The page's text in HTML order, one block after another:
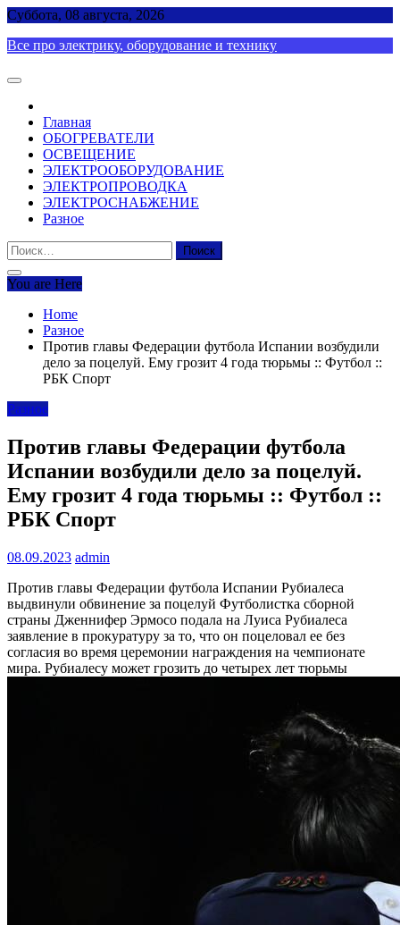
Skip
content
Суббота, 08 августа, 2026
Все про электрику, оборудование и технику
Главная
ОБОГРЕВАТЕЛИ
ОСВЕЩЕНИЕ
ЭЛЕКТРООБОРУДОВАНИЕ
ЭЛЕКТРОПРОВОДКА
ЭЛЕКТРОСНАБЖЕНИЕ
Разное
Найти:
You are Here
Home
Разное
Против главы Федерации футбола Испании возбудили
дело за поцелуй. Ему грозит 4 года тюрьмы :: Футбол ::
РБК Спорт
Разное
Против главы Федерации футбола
Испании возбудили дело за поцелуй.
Ему грозит 4 года тюрьмы :: Футбол ::
РБК Спорт
08.09.2023 admin
Против главы Федерации футбола Испании Рубиалеса
выдвинули обвинение за поцелуй Футболистка сборной
страны Дженнифер Эрмосо подала на Луиса Рубиалеса
заявление в прокуратуру за то, что он поцеловал ее без
согласия во время церемонии награждения на чемпионате
мира. Рубиалесу может грозить до четырех лет тюрьмы